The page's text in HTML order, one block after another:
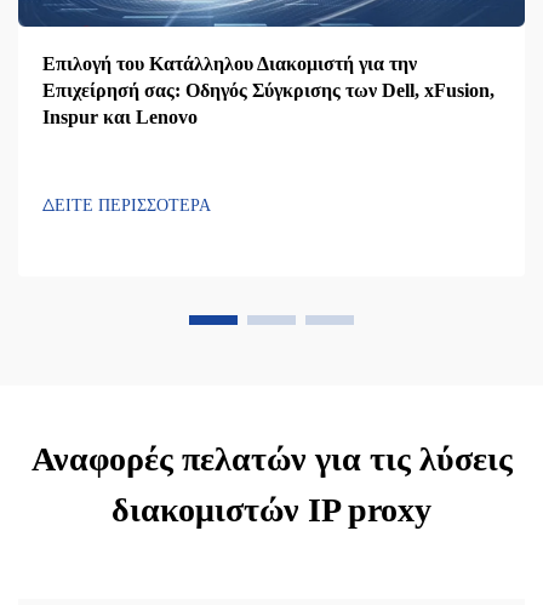
Επιλογή του Κατάλληλου Διακομιστή για την
Επιχείρησή σας: Οδηγός Σύγκρισης των Dell, xFusion,
Inspur και Lenovo
ΔΕΙΤΕ ΠΕΡΙΣΣΟΤΕΡΑ
Αναφορές πελατών για τις λύσεις
διακομιστών IP proxy